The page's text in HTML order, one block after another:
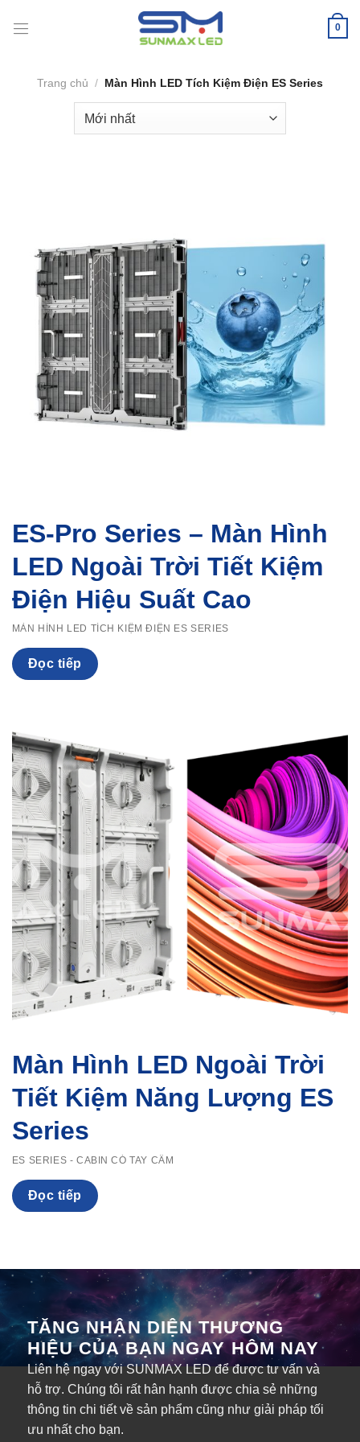
qua
0
Trang chủ / Màn Hình LED Tích Kiệm Điện ES Series
MÀN HÌNH LED TÍCH KIỆM ĐIỆN ES SERIES
ES-Pro Series – Màn Hình
LED Ngoài Trời Tiết Kiệm
Điện Hiệu Suất Cao
Đọc tiếp
ES SERIES - CABIN CÓ TAY CẦM
Màn Hình LED Ngoài Trời
Tiết Kiệm Năng Lượng ES
Series
Đọc tiếp
TĂNG NHẬN DIỆN THƯƠNG
HIỆU CỦA BẠN NGAY HÔM NAY
Liên hệ ngay với SUNMAX LED để được tư vấn và
hỗ trợ. Chúng tôi rất hân hạnh được chia sẻ những
thông tin chi tiết về sản phẩm cũng như giải pháp tối
ưu nhất cho bạn.